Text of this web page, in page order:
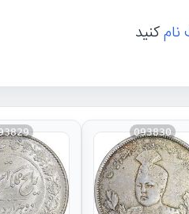
کنید
093830